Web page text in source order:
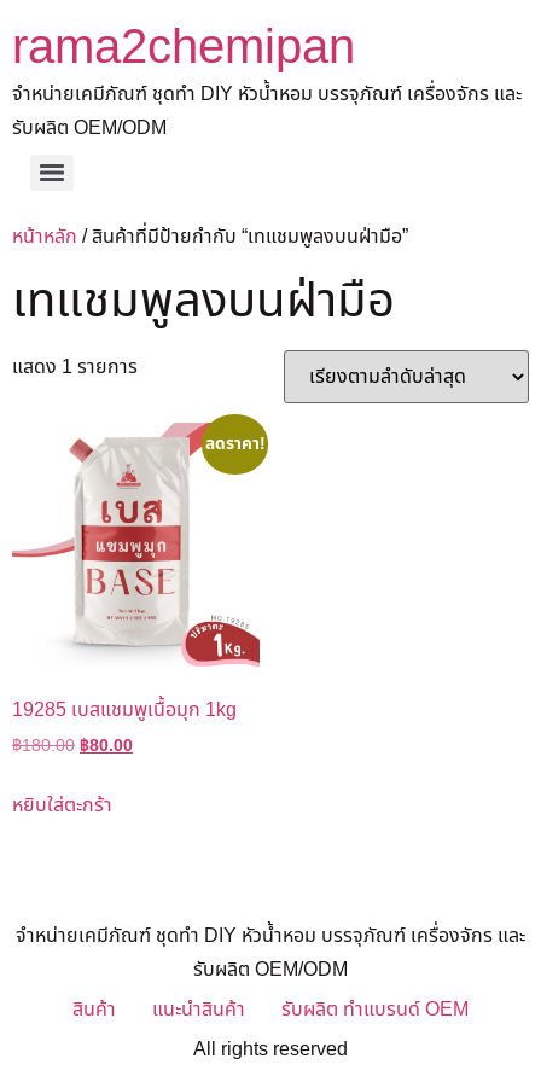
rama2chemipan
จำหน่ายเคมีภัณฑ์ ชุดทำ DIY หัวน้ำหอม บรรจุภัณฑ์ เครื่องจักร และ
รับผลิต OEM/ODM
หน้าหลัก / สินค้าที่มีป้ายกำกับ “เทแชมพูลงบนฝ่ามือ”
เทแชมพูลงบนฝ่ามือ
แสดง 1 รายการ
ลดราคา!
19285 เบสแชมพูเนื้อมุก 1kg
฿180.00฿80.00
หยิบใส่ตะกร้า
จำหน่ายเคมีภัณฑ์ ชุดทำ DIY หัวน้ำหอม บรรจุภัณฑ์ เครื่องจักร และ
รับผลิต OEM/ODM
สินค้า
แนะนำสินค้า
รับผลิต ทำแบรนด์ OEM
All rights reserved